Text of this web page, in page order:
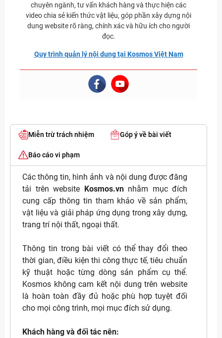
chuyên ngành, tư vấn khách hàng và thực hiện các
video chia sẻ kiến thức vật liệu, góp phần xây dựng nội
dung website rõ ràng, chính xác và hữu ích cho người
đọc.
Quy trình quản lý nội dung tại Kosmos Việt Nam
Miễn trừ trách nhiệm Góp ý về bài viết
Báo cáo vi phạm
Các thông tin, hình ảnh và nội dung được đăng
tải trên website Kosmos.vnnhằm mục đích
cung cấp thông tin tham khảo về sản phẩm,
vật liệu và giải pháp ứng dụng trong xây dựng,
trang trí nội thất, ngoại thất.
Thông tin trong bài viết có thể thay đổi theo
thời gian, điều kiện thi công thực tế, tiêu chuẩn
kỹ thuật hoặc từng dòng sản phẩm cụ thể.
Kosmos không cam kết nội dung trên website
là hoàn toàn đầy đủ hoặc phù hợp tuyệt đối
cho mọi công trình, mọi mục đích sử dụng.
Khách hàng và đối tác nên: